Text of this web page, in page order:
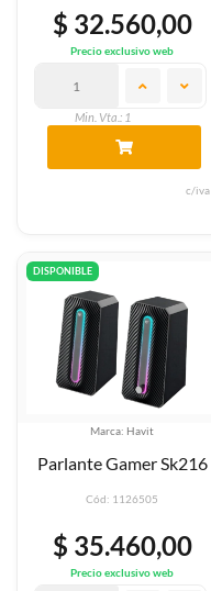
$ 32.560,00
Precio exclusivo web
Min. Vta.: 1
c/iva
DISPONIBLE
Marca: Havit
Parlante Gamer Sk216
Cód: 1126505
$ 35.460,00
Precio exclusivo web